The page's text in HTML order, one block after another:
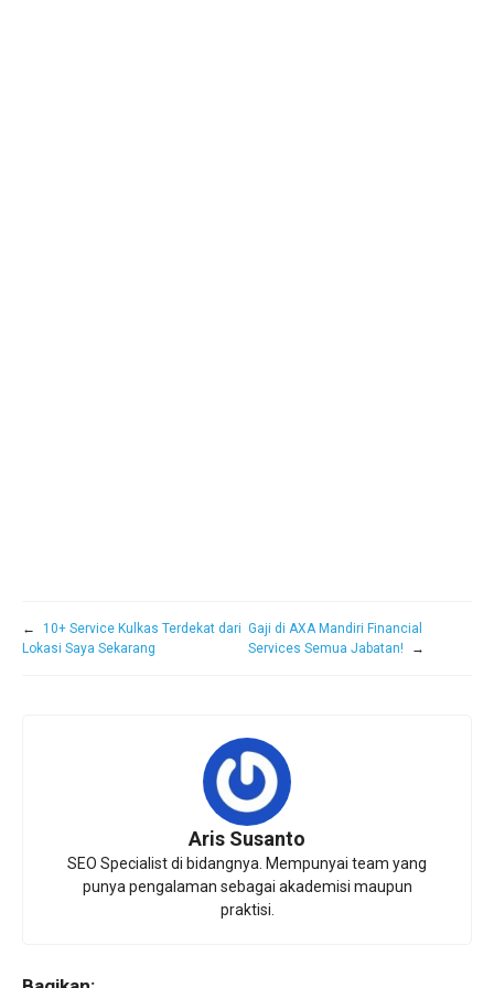
←
10+ Service Kulkas Terdekat dari
Lokasi Saya Sekarang
Gaji di AXA Mandiri Financial
Services Semua Jabatan!
→
Aris Susanto
SEO Specialist di bidangnya. Mempunyai team yang
punya pengalaman sebagai akademisi maupun
praktisi.